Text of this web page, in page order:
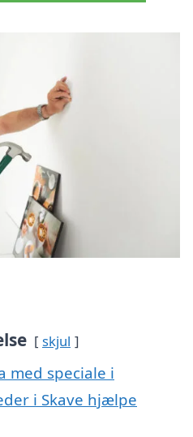
skjul
med speciale i
i Skave hjælpe